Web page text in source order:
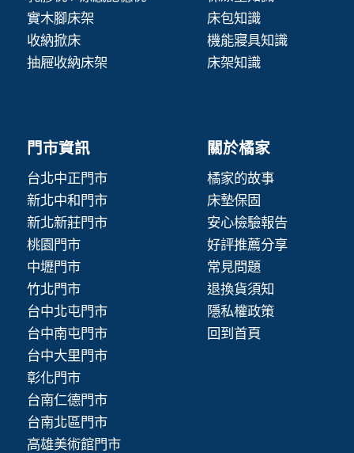
實木腳床架
收納掀床
抽屜收納床架
床包知識
機能寢具知識
床架知識
門市資訊
台北中正門市
新北中和門市
新北新莊門市
桃園門市
中壢門市
竹北門市
台中北屯門市
台中南屯門市
台中大里門市
彰化門市
台南仁德門市
台南北區門市
高雄美術館門市
關於橘家
橘家的故事
床墊保固
安心檢驗報告
好評推薦分享
常見問題
退換貨須知
隱私權政策
回到首頁